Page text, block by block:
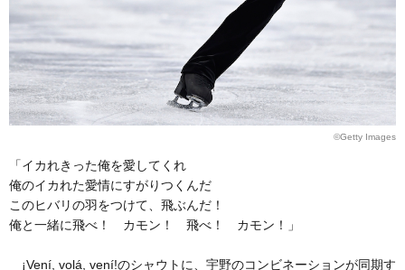
©Getty Images
「イカれきった俺を愛してくれ
俺のイカれた愛情にすがりつくんだ
このヒバリの羽をつけて、飛ぶんだ！
俺と一緒に飛べ！ カモン！ 飛べ！ カモン！」
¡Vení, volá, vení!のシャウトに、宇野のコンビネーションが同期す